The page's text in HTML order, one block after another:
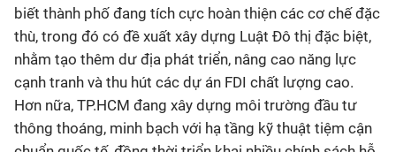
biết thành phố đang tích cực hoàn thiện các cơ chế đặc
thù, trong đó có đề xuất xây dựng Luật Đô thị đặc biệt,
nhằm tạo thêm dư địa phát triển, nâng cao năng lực
cạnh tranh và thu hút các dự án FDI chất lượng cao.
Hơn nữa, TP.HCM đang xây dựng môi trường đầu tư
thông thoáng, minh bạch với hạ tầng kỹ thuật tiệm cận